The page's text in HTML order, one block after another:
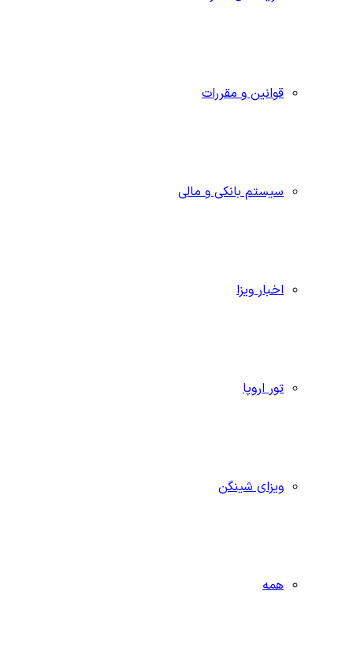
قوانین و مقررات
سیستم بانکی و مالی
اخبار ویزا
تور اروپا
ویزای شینگن
همه